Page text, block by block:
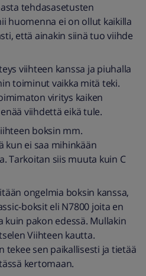
tehdasasetusten
huomenna ei on ollut kaikilla
että ainakin siinä tuo viihde
viihteen kanssa ja piuhalla
toiminut vaikka mitä teki.
viritys kaiken
viihdettä eikä tule.
boksin mm.
kun ei saa mihinkään
Tarkoitan siis muuta kuin C
ongelmia boksin kanssa,
boksit eli N7800 joita en
pakon edessä. Mullakin
Viihteen kautta.
tekee sen paikallisesti ja tietää
kertomaan.